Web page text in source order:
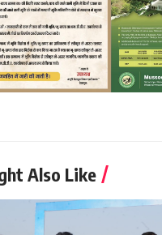
Also Like